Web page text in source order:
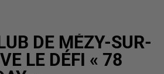
DE MÉZY-SUR-
LE DÉFI « 78